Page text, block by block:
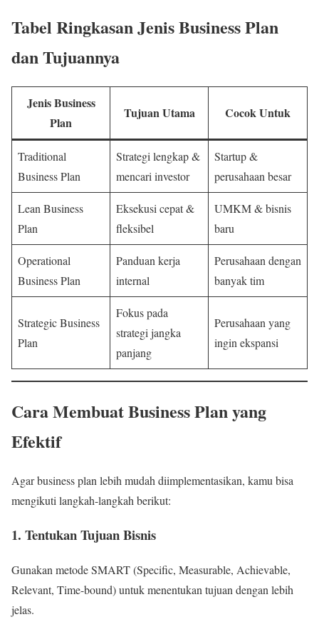
Tabel Ringkasan Jenis Business Plan
dan Tujuannya
Jenis Business
Plan
Tujuan Utama Cocok Untuk
Traditional
Business Plan
Strategi lengkap &
mencari investor
Startup &
perusahaan besar
Lean Business
Plan
Eksekusi cepat &
fleksibel
UMKM & bisnis
baru
Operational
Business Plan
Panduan kerja
internal
Perusahaan dengan
banyak tim
Strategic Business
Plan
Fokus pada
strategi jangka
panjang
Perusahaan yang
ingin ekspansi
Cara Membuat Business Plan yang
Efektif
Agar business plan lebih mudah diimplementasikan, kamu bisa
mengikuti langkah-langkah berikut:
1. Tentukan Tujuan Bisnis
Gunakan metode SMART (Specific, Measurable, Achievable,
Relevant, Time-bound) untuk menentukan tujuan dengan lebih
jelas.